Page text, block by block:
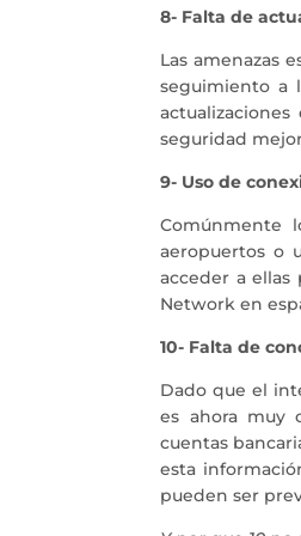
8- Falta de
Las amenazas
seguimiento a
seguridad
9- Uso de
Comúnmente
aeropuertos o
acceder a ellas
Network en
10- Falta de
Dado que el
es ahora muy
cuentas
esta
pueden ser